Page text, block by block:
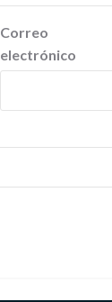
Correo
electrónico